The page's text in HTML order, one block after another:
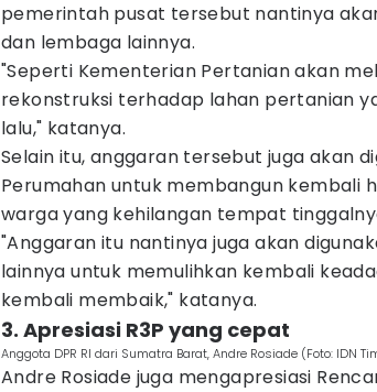
pemerintah pusat tersebut nantinya
dan lembaga lainnya.
"Seperti Kementerian Pertanian akan
rekonstruksi terhadap lahan pertanian
lalu," katanya.
Selain itu, anggaran tersebut juga akan
Perumahan untuk membangun kembali
warga yang kehilangan tempat
"Anggaran itu nantinya juga akan
lainnya untuk memulihkan kembali
kembali membaik," katanya.
3. Apresiasi R3P yang cepat
Anggota DPR RI dari Sumatra Barat, Andre Rosiade (Foto: IDN
Andre Rosiade juga mengapresiasi